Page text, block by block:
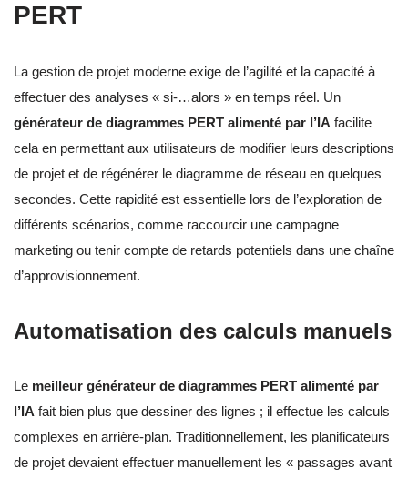
PERT
La gestion de projet moderne exige de l’agilité et la capacité à
effectuer des analyses « si-…alors » en temps réel. Un
générateur de diagrammes PERT alimenté par l’IA facilite
cela en permettant aux utilisateurs de modifier leurs descriptions
de projet et de régénérer le diagramme de réseau en quelques
secondes. Cette rapidité est essentielle lors de l’exploration de
différents scénarios, comme raccourcir une campagne
marketing ou tenir compte de retards potentiels dans une chaîne
d’approvisionnement.
Automatisation des calculs manuels
Le meilleur générateur de diagrammes PERT alimenté par
l’IA fait bien plus que dessiner des lignes ; il effectue les calculs
complexes en arrière-plan. Traditionnellement, les planificateurs
de projet devaient effectuer manuellement les « passages avant